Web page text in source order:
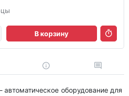
В корзину
автоматическое оборудование для